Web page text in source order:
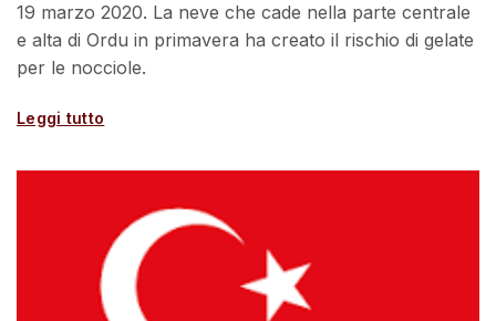
19 marzo 2020. La neve che cade nella parte centrale
e alta di Ordu in primavera ha creato il rischio di gelate
per le nocciole.
Leggi tutto